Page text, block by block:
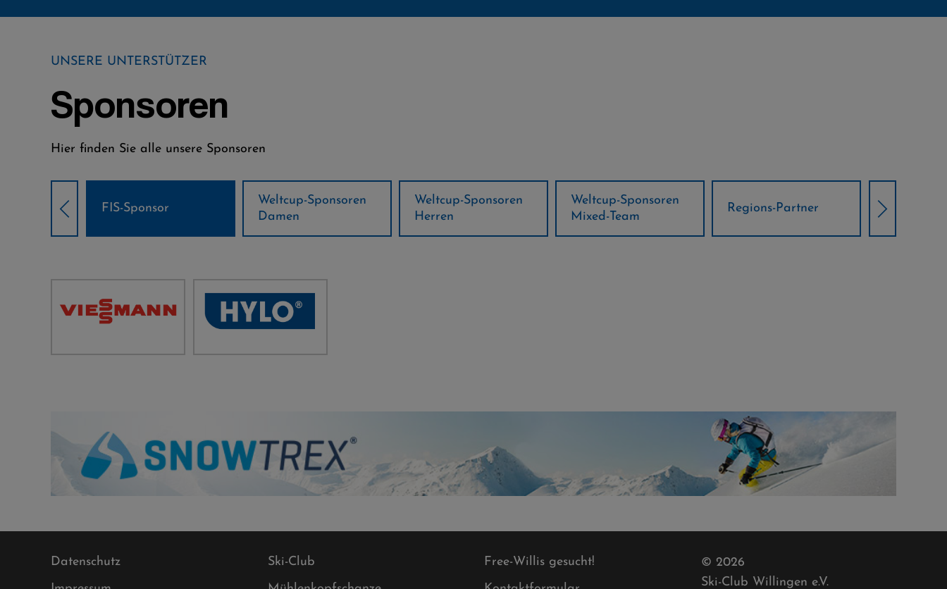
UNSERE UNTERSTÜTZER
Sponsoren
Hier finden Sie alle unsere Sponsoren
Weltcup-Sponsoren
Damen
Weltcup-Sponsoren
Herren
Weltcup-Sponsoren
Mixed-Team
Regions-Partner
Örtliche Weltcup-
Partner
Klima
Datenschutz
Ski-Club
Free-Willis gesucht!
© 2026
Ski-Club Willingen e.V.